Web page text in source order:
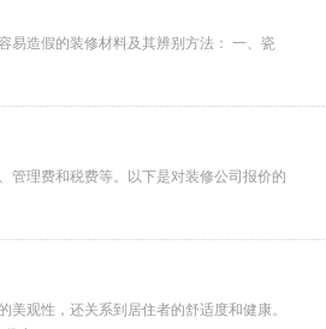
易造假的装修材料及其辨别方法： 一、瓷
管理费和税费等。以下是对装修公司报价的
观性，还关系到居住者的舒适度和健康。